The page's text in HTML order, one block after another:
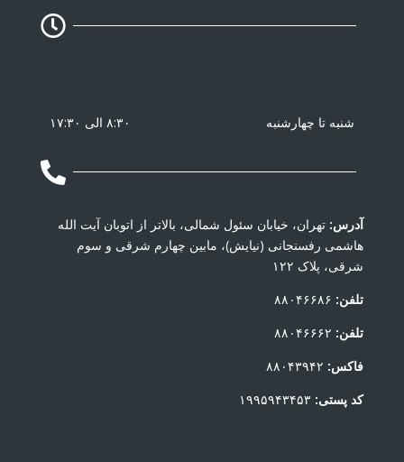

شنبه تا چهارشنبه ۸:۳۰ الی ۱۷:۳۰

آدرس: تهران، خیابان سئول شمالی، بالاتر از اتوبان آیت الله
هاشمی رفسنجانی (نیایش)، مابین چهارم شرقی و سوم
شرقی، پلاک ۱۲۲
تلفن: ۸۸۰۴۶۶۸۶
تلفن: ۸۸۰۴۶۶۶۲
فاکس: ۸۸۰۴۳۹۴۲
کد پستی: ۱۹۹۵۹۴۳۴۵۳